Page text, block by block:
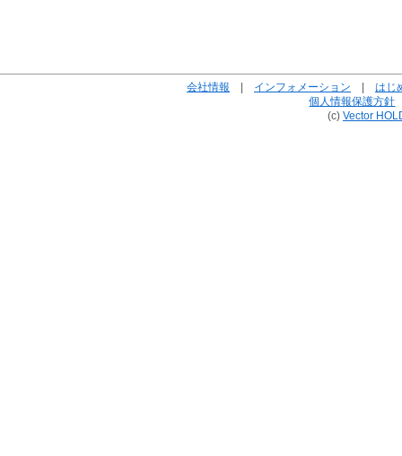
会社情報 | インフォメーション | はじ
個人情報保護方針
(c) Vector